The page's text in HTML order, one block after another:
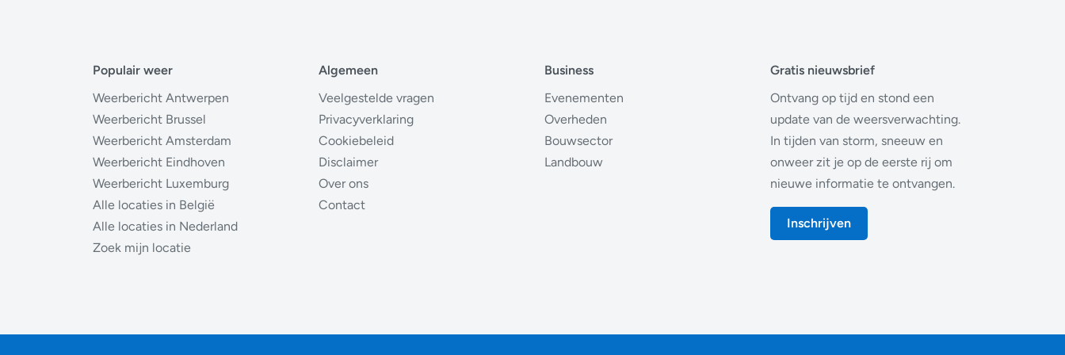
Populair weer
Weerbericht Antwerpen
Weerbericht Brussel
Weerbericht Amsterdam
Weerbericht Eindhoven
Weerbericht Luxemburg
Alle locaties in België
Alle locaties in Nederland
Zoek mijn locatie
Algemeen
Veelgestelde vragen
Privacyverklaring
Cookiebeleid
Disclaimer
Over ons
Contact
Business
Evenementen
Overheden
Bouwsector
Landbouw
Gratis nieuwsbrief
Ontvang op tijd en stond een
update van de weersverwachting.
In tijden van storm, sneeuw en
onweer zit je op de eerste rij om
nieuwe informatie te ontvangen.
Inschrijven